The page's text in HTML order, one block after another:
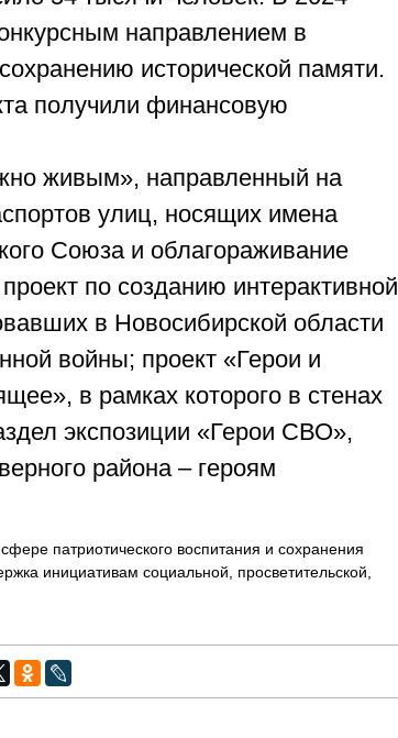
направлением в
исторической памяти.
получили финансовую
живым», направленный на
улиц, носящих имена
Союза и облагораживание
по созданию интерактивной
в Новосибирской области
войны; проект «Герои и
в рамках которого в стенах
экспозиции «Герои СВО»,
района – героям
патриотического воспитания и сохранения
инициативам социальной, просветительской,